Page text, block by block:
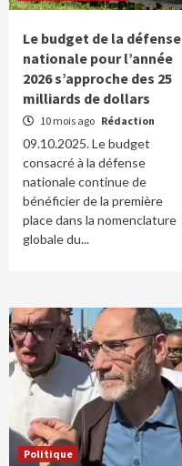
Le budget de la défense
nationale pour l’année
2026 s’approche des 25
milliards de dollars
10 mois ago Rédaction
09.10.2025. Le budget
consacré à la défense
nationale continue de
bénéficier de la première
place dans la nomenclature
globale du...
Politique